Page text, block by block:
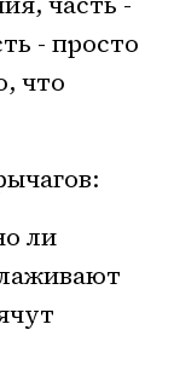
- просто
что
ли